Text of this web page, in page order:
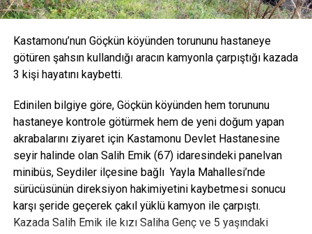
Kastamonu’nun Göçkün köyünden torununu hastaneye
götüren şahsın kullandığı aracın kamyonla çarpıştığı kazada
3 kişi hayatını kaybetti.
Edinilen bilgiye göre, Göçkün köyünden hem torununu
hastaneye kontrole götürmek hem de yeni doğum yapan
akrabalarını ziyaret için Kastamonu Devlet Hastanesine
seyir halinde olan Salih Emik (67) idaresindeki panelvan
minibüs, Seydiler ilçesine bağlı Yayla Mahallesi’nde
sürücüsünün direksiyon hakimiyetini kaybetmesi sonucu
karşı şeride geçerek çakıl yüklü kamyon ile çarpıştı.
Kazada Salih Emik ile kızı Saliha Genç ve 5 yaşındaki